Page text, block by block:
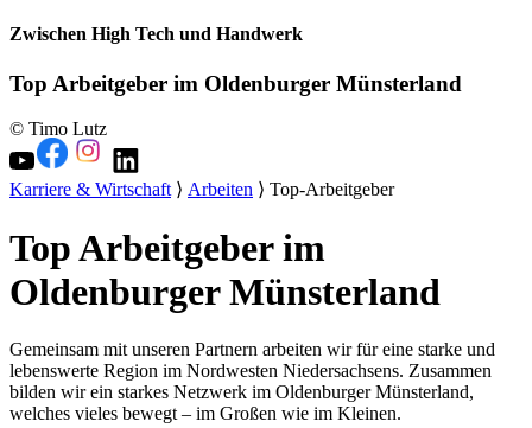
Zwischen High Tech und Handwerk
Top Arbeitgeber im Oldenburger Münsterland
© Timo Lutz
Karriere & Wirtschaft⟩ Arbeiten ⟩ Top-Arbeitgeber
Top Arbeitgeber im
Oldenburger Münsterland
Gemeinsam mit unseren Partnern arbeiten wir für eine starke und
lebenswerte Region im Nordwesten Niedersachsens. Zusammen
bilden wir ein starkes Netzwerk im Oldenburger Münsterland,
welches vieles bewegt – im Großen wie im Kleinen.